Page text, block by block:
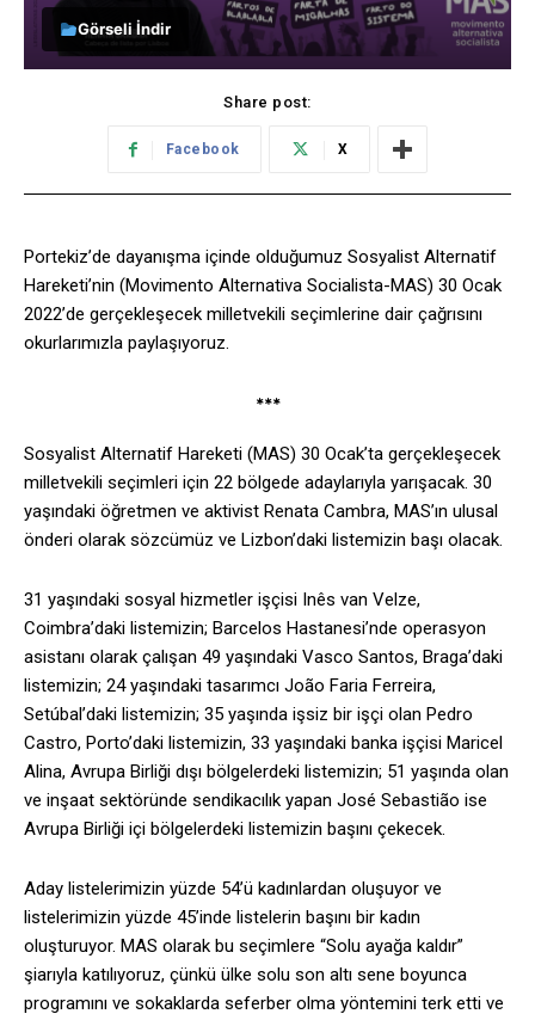
Görseli İndir
Share post:
Facebook X
Portekiz’de dayanışma içinde olduğumuz Sosyalist Alternatif
Hareketi’nin (Movimento Alternativa Socialista-MAS) 30 Ocak
2022’de gerçekleşecek milletvekili seçimlerine dair çağrısını
okurlarımızla paylaşıyoruz.
***
Sosyalist Alternatif Hareketi (MAS) 30 Ocak’ta gerçekleşecek
milletvekili seçimleri için 22 bölgede adaylarıyla yarışacak. 30
yaşındaki öğretmen ve aktivist Renata Cambra, MAS’ın ulusal
önderi olarak sözcümüz ve Lizbon’daki listemizin başı olacak.
31 yaşındaki sosyal hizmetler işçisi Inês van Velze,
Coimbra’daki listemizin; Barcelos Hastanesi’nde operasyon
asistanı olarak çalışan 49 yaşındaki Vasco Santos, Braga’daki
listemizin; 24 yaşındaki tasarımcı João Faria Ferreira,
Setúbal’daki listemizin; 35 yaşında işsiz bir işçi olan Pedro
Castro, Porto’daki listemizin, 33 yaşındaki banka işçisi Maricel
Alina, Avrupa Birliği dışı bölgelerdeki listemizin; 51 yaşında olan
ve inşaat sektöründe sendikacılık yapan José Sebastião ise
Avrupa Birliği içi bölgelerdeki listemizin başını çekecek.
Aday listelerimizin yüzde 54’ü kadınlardan oluşuyor ve
listelerimizin yüzde 45’inde listelerin başını bir kadın
oluşturuyor. MAS olarak bu seçimlere “Solu ayağa kaldır”
şiarıyla katılıyoruz, çünkü ülke solu son altı sene boyunca
programını ve sokaklarda seferber olma yöntemini terk etti ve